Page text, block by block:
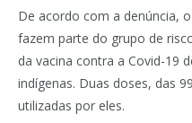
De acordo com a denúncia,
fazem parte do grupo de
da vacina contra a Covid-19
indígenas. Duas doses, das
utilizadas por eles.